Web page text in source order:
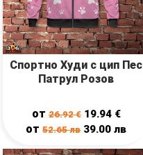
Спортно Худи с цип Пес
Патрул Розов
от26.92€ 19.94 €
от52.65лв 39.00лв